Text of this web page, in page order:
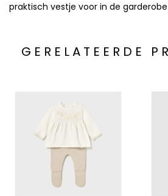
praktisch vestje voor in de
GERELATEERDE